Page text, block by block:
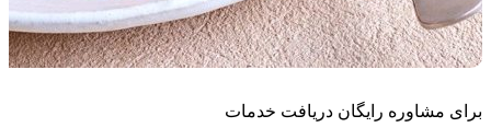
برای مشاوره رایگان دریافت خدمات